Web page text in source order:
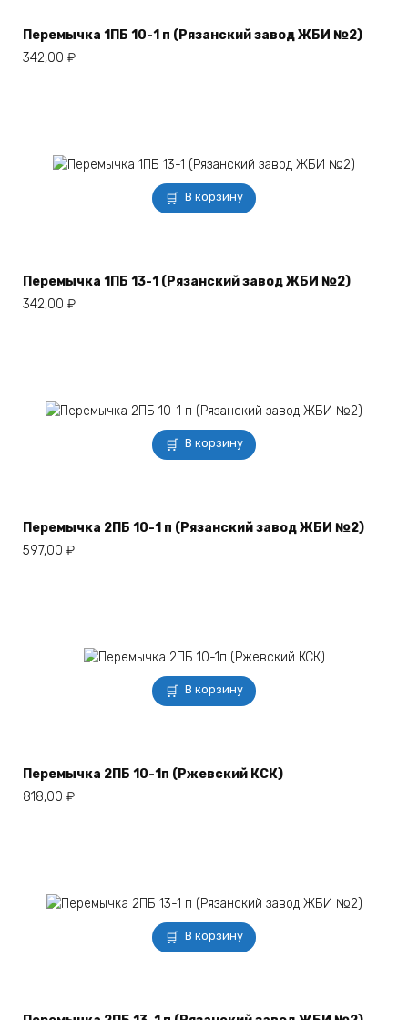
Перемычка 1ПБ 10-1 п (Рязанский завод ЖБИ №2)
342,00 ₽
В корзину
Перемычка 1ПБ 13-1 (Рязанский завод ЖБИ №2)
342,00 ₽
В корзину
Перемычка 2ПБ 10-1 п (Рязанский завод ЖБИ №2)
597,00 ₽
В корзину
Перемычка 2ПБ 10-1п (Ржевский КСК)
818,00 ₽
В корзину